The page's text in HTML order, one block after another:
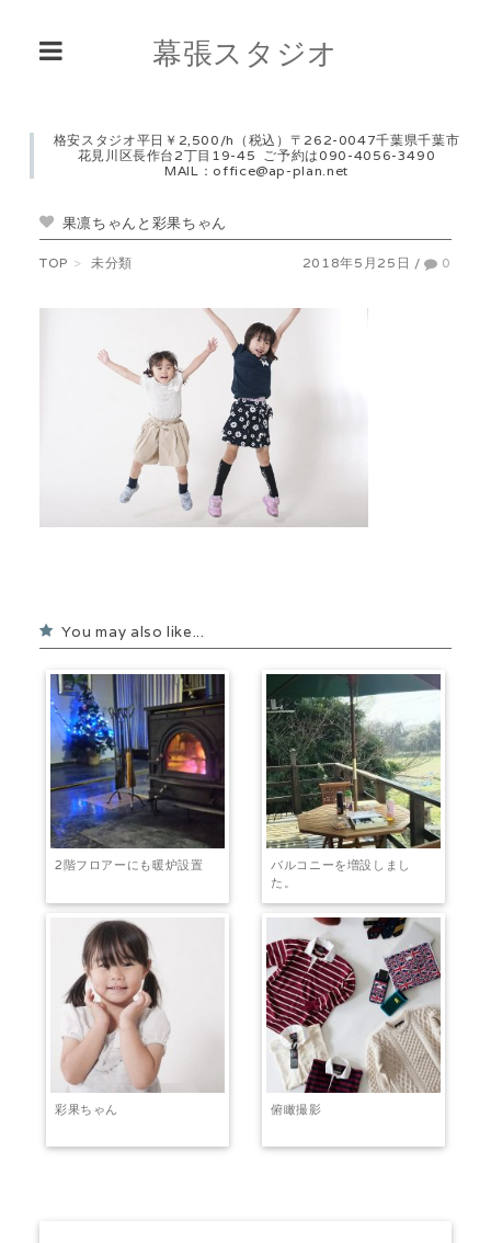
幕張スタジオ
格安スタジオ平日￥2,500/h（税込）〒262-0047千葉県千葉市
花見川区長作台2丁目19-45 ご予約は090-4056-3490
MAIL：office@ap-plan.net
果凛ちゃんと彩果ちゃん
TOP 未分類 2018年5月25日 / 0
You may also like...
2階フロアーにも暖炉設置
バルコニーを増設しまし
た。
彩果ちゃん 俯瞰撮影